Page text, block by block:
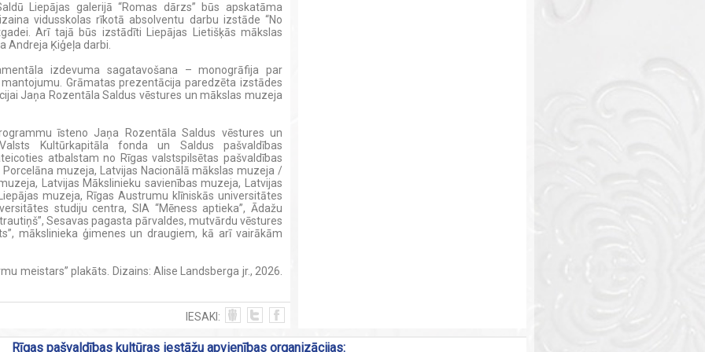
Liepājas galerijā “Romas dārzs” būs apskatāma
vidusskolas rīkotā absolventu darbu izstāde “No
Arī tajā būs izstādīti Liepājas Lietišķās mākslas
Andreja Ķiģeļa darbi.
izdevuma sagatavošana – monogrāfija par
Grāmatas prezentācija paredzēta izstādes
Jaņa Rozentāla Saldus vēstures un mākslas muzeja
īsteno Jaņa Rozentāla Saldus vēstures un
Kultūrkapitāla fonda un Saldus pašvaldības
atbalstam no Rīgas valstspilsētas pašvaldības
Porcelāna muzeja, Latvijas Nacionālā mākslas muzeja /
Latvijas Mākslinieku savienības muzeja, Latvijas
muzeja, Rīgas Austrumu klīniskās universitātes
studiju centra, SIA “Mēness aptieka”, Ādažu
Sesavas pagasta pārvaldes, mutvārdu vēstures
mākslinieka ģimenes un draugiem, kā arī vairākām
meistars” plakāts. Dizains: Alise Landsberga jr., 2026.
IESAKI:
Rīgas pašvaldības kultūras iestāžu apvienības organizācijas: